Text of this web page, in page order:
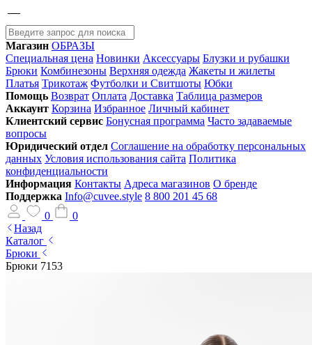
Магазин ОБРАЗЫ
Специальная цена Новинки Аксессуары Блузки и рубашки
Брюки Комбинезоны Верхняя одежда Жакеты и жилеты
Платья Трикотаж Футболки и Свитшоты Юбки
Помощь Возврат Оплата Доставка Таблица размеров
Аккаунт Корзина Избранное Личный кабинет
Клиентский сервис Бонусная программа Часто задаваемые
вопросы
Юридический отдел Соглашение на обработку персональных
данных Условия использования сайта Политика
конфиденциальности
Информация Контакты Адреса магазинов О бренде
Поддержка Info@cuvee.style 8 800 201 45 68
0
0
Назад
Каталог
Брюки
Брюки 7153